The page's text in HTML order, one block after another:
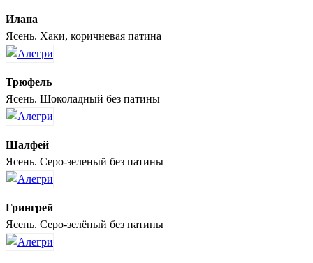
Илана
Ясень. Хаки, коричневая патина
Трюфель
Ясень. Шоколадный без патины
Шалфей
Ясень. Серо-зеленый без патины
Грингрей
Ясень. Серо-зелёный без патины